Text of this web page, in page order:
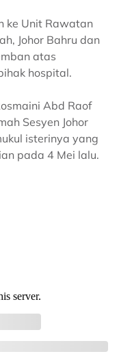
ke Unit Rawatan
Johor Bahru dan
atas
hospital.
Abd Raof
Sesyen Johor
isterinya yang
pada 4 Mei lalu.